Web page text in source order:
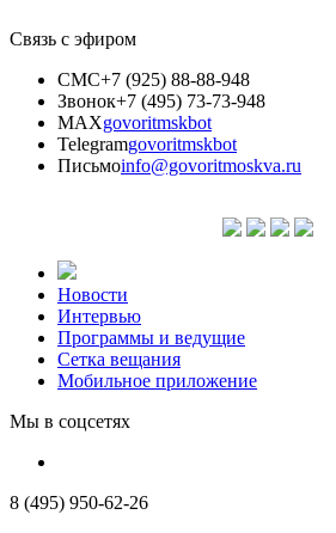
Связь с эфиром
СМС+7 (925) 88-88-948
Звонок+7 (495) 73-73-948
MAXgovoritmskbot
Telegramgovoritmskbot
Письмоinfo@govoritmoskva.ru
Новости
Интервью
Программы и ведущие
Сетка вещания
Мобильное приложение
Мы в соцсетях
8 (495) 950-62-26